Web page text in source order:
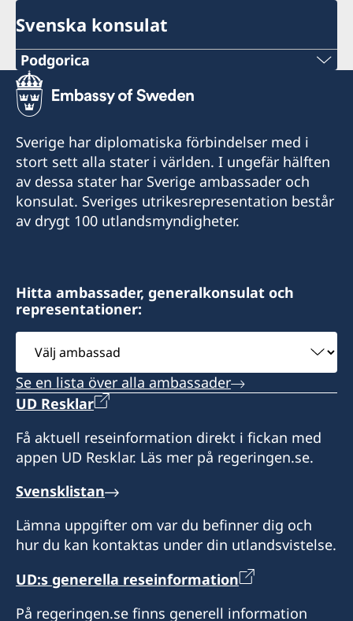
Svenska konsulat
Podgorica
Telefonnummer
+382 20 22 97 30
Epost adress
info@lawoffice-vujacic.com
Faxnummer
Law Office Vujačić
Bulevar Ivana Crnojevica 56/2
I-st floor Lamela A
81000 Podgorica
Montenegro
Måndag-fredag kl. 09.00-13.00
Svenska medborgare i behov av hjälp kan
kontakta ambassaden
i Belgrad för vidare information på telefon +381
Sverige har diplomatiska förbindelser med i
stort sett alla stater i världen. I ungefär hälften
av dessa stater har Sverige ambassader och
konsulat. Sveriges utrikesrepresentation består
av drygt 100 utlandsmyndigheter.
Hitta ambassader, generalkonsulat och
representationer:
ambassad
Se en lista över alla ambassader
UD Resklar
Få aktuell reseinformation direkt i fickan med
appen UD Resklar. Läs mer på regeringen.se.
Svensklistan
Lämna uppgifter om var du befinner dig och
hur du kan kontaktas under din utlandsvistelse.
UD:s generella reseinformation
På regeringen.se finns generell information